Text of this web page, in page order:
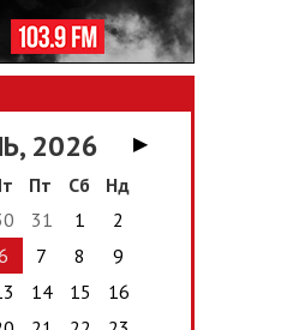
2026
▶
Пт Сб
Нд
31 1
2
7 8
9
14 15
16